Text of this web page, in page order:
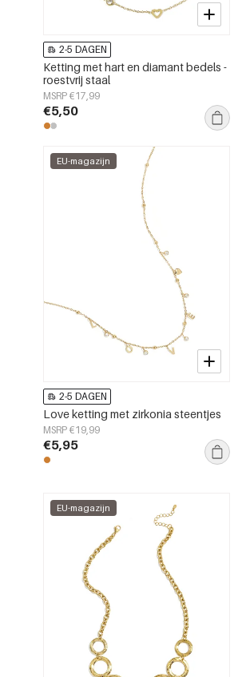
2-5 DAGEN
Ketting met hart en diamant bedels -
roestvrij staal
MSRP €17,99
€5,50
EU-magazijn
2-5 DAGEN
Love ketting met zirkonia steentjes
MSRP €19,99
€5,95
EU-magazijn